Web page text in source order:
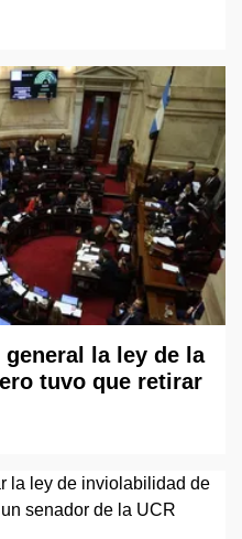
general la ley de la
tuvo que retirar